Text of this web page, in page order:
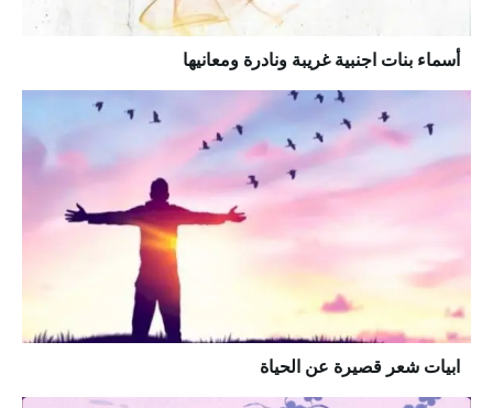
أسماء بنات اجنبية غريبة ونادرة ومعانيها
ابيات شعر قصيرة عن الحياة